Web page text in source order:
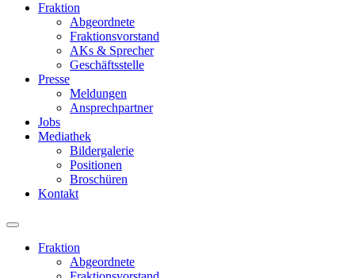
Fraktion
Abgeordnete
Fraktions­vorstand
AKs & Sprecher
Geschäftsstelle
Presse
Meldungen
Ansprechpartner
Jobs
Mediathek
Bildergalerie
Positionen
Broschüren
Kontakt
Fraktion
Abgeordnete